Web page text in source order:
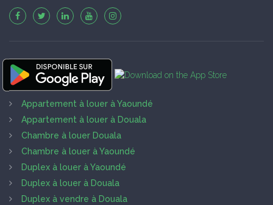
Appartement à louer à Yaoundé
Appartement à louer à Douala
Chambre à louer Douala
Chambre à louer à Yaoundé
Duplex à louer à Yaoundé
Duplex à louer à Douala
Duplex à vendre à Douala